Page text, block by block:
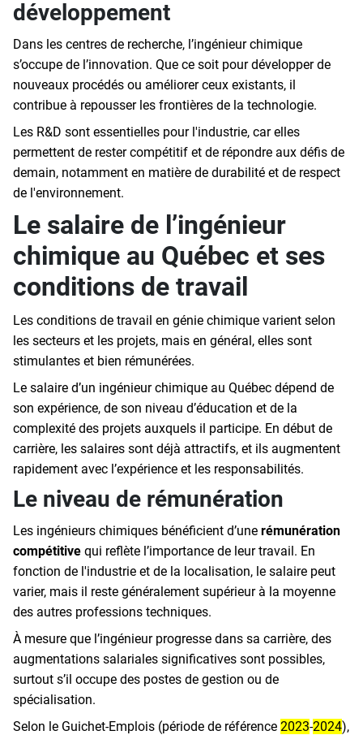
développement
Dans les centres de recherche, l’ingénieur chimique
s’occupe de l’innovation. Que ce soit pour développer de
nouveaux procédés ou améliorer ceux existants, il
contribue à repousser les frontières de la technologie.
Les R&D sont essentielles pour l'industrie, car elles
permettent de rester compétitif et de répondre aux défis de
demain, notamment en matière de durabilité et de respect
de l'environnement.
Le salaire de l’ingénieur
chimique au Québec et ses
conditions de travail
Les conditions de travail en génie chimique varient selon
les secteurs et les projets, mais en général, elles sont
stimulantes et bien rémunérées.
Le salaire d’un ingénieur chimique au Québec dépend de
son expérience, de son niveau d’éducation et de la
complexité des projets auxquels il participe. En début de
carrière, les salaires sont déjà attractifs, et ils augmentent
rapidement avec l’expérience et les responsabilités.
Le niveau de rémunération
Les ingénieurs chimiques bénéficient d’une rémunération
compétitive qui reflète l’importance de leur travail. En
fonction de l'industrie et de la localisation, le salaire peut
varier, mais il reste généralement supérieur à la moyenne
des autres professions techniques.
À mesure que l’ingénieur progresse dans sa carrière, des
augmentations salariales significatives sont possibles,
surtout s’il occupe des postes de gestion ou de
spécialisation.
Selon le Guichet-Emplois (période de référence 2023-2024),